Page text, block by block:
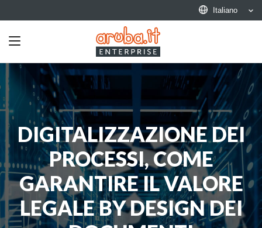
Italiano
Toggle
DIGITALIZZAZIONE DEI
PROCESSI, COME
GARANTIRE IL VALORE
LEGALE BY DESIGN DEI